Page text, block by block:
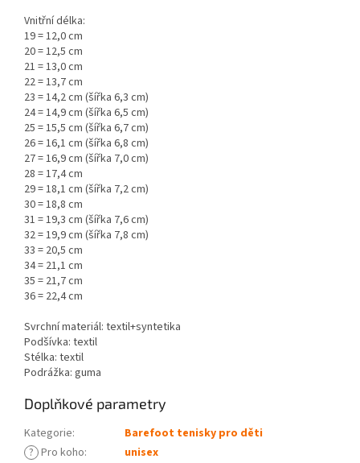
Vnitřní délka:
19 = 12,0 cm
20 = 12,5 cm
21 = 13,0 cm
22 = 13,7 cm
23 = 14,2 cm (šířka 6,3 cm)
24 = 14,9 cm (šířka 6,5 cm)
25 = 15,5 cm (šířka 6,7 cm)
26 = 16,1 cm (šířka 6,8 cm)
27 = 16,9 cm (šířka 7,0 cm)
28 = 17,4 cm
29 = 18,1 cm (šířka 7,2 cm)
30 = 18,8 cm
31 = 19,3 cm (šířka 7,6 cm)
32 = 19,9 cm (šířka 7,8 cm)
33 = 20,5 cm
34 = 21,1 cm
35 = 21,7 cm
36 = 22,4 cm
Svrchní materiál: textil+syntetika
Podšívka: textil
Stélka: textil
Podrážka: guma
Doplňkové parametry
Kategorie:
Barefoot tenisky pro děti
? Pro koho:
unisex